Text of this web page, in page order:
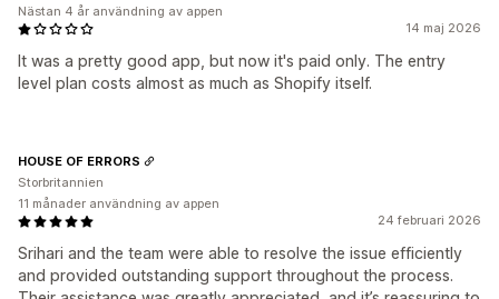
14 maj 2026
It was a pretty good app, but now it's paid only. The entry
level plan costs almost as much as Shopify itself.
Nästan 4 år användning av appen
24 februari 2026
Srihari and the team were able to resolve the issue efficiently
and provided outstanding support throughout the process.
HOUSE OF ERRORS
Storbritannien
11 månader användning av appen